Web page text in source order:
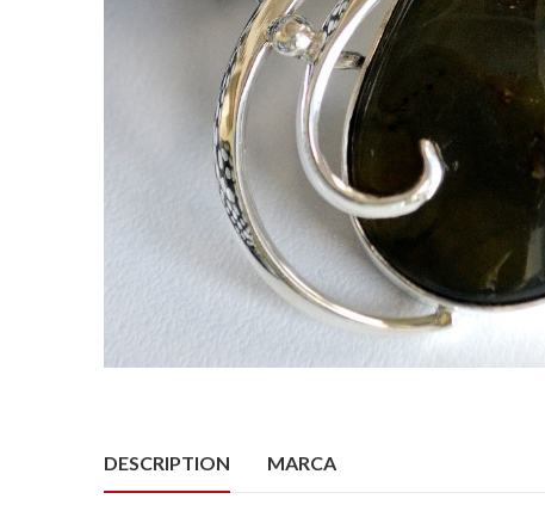
DESCRIPTION MARCA